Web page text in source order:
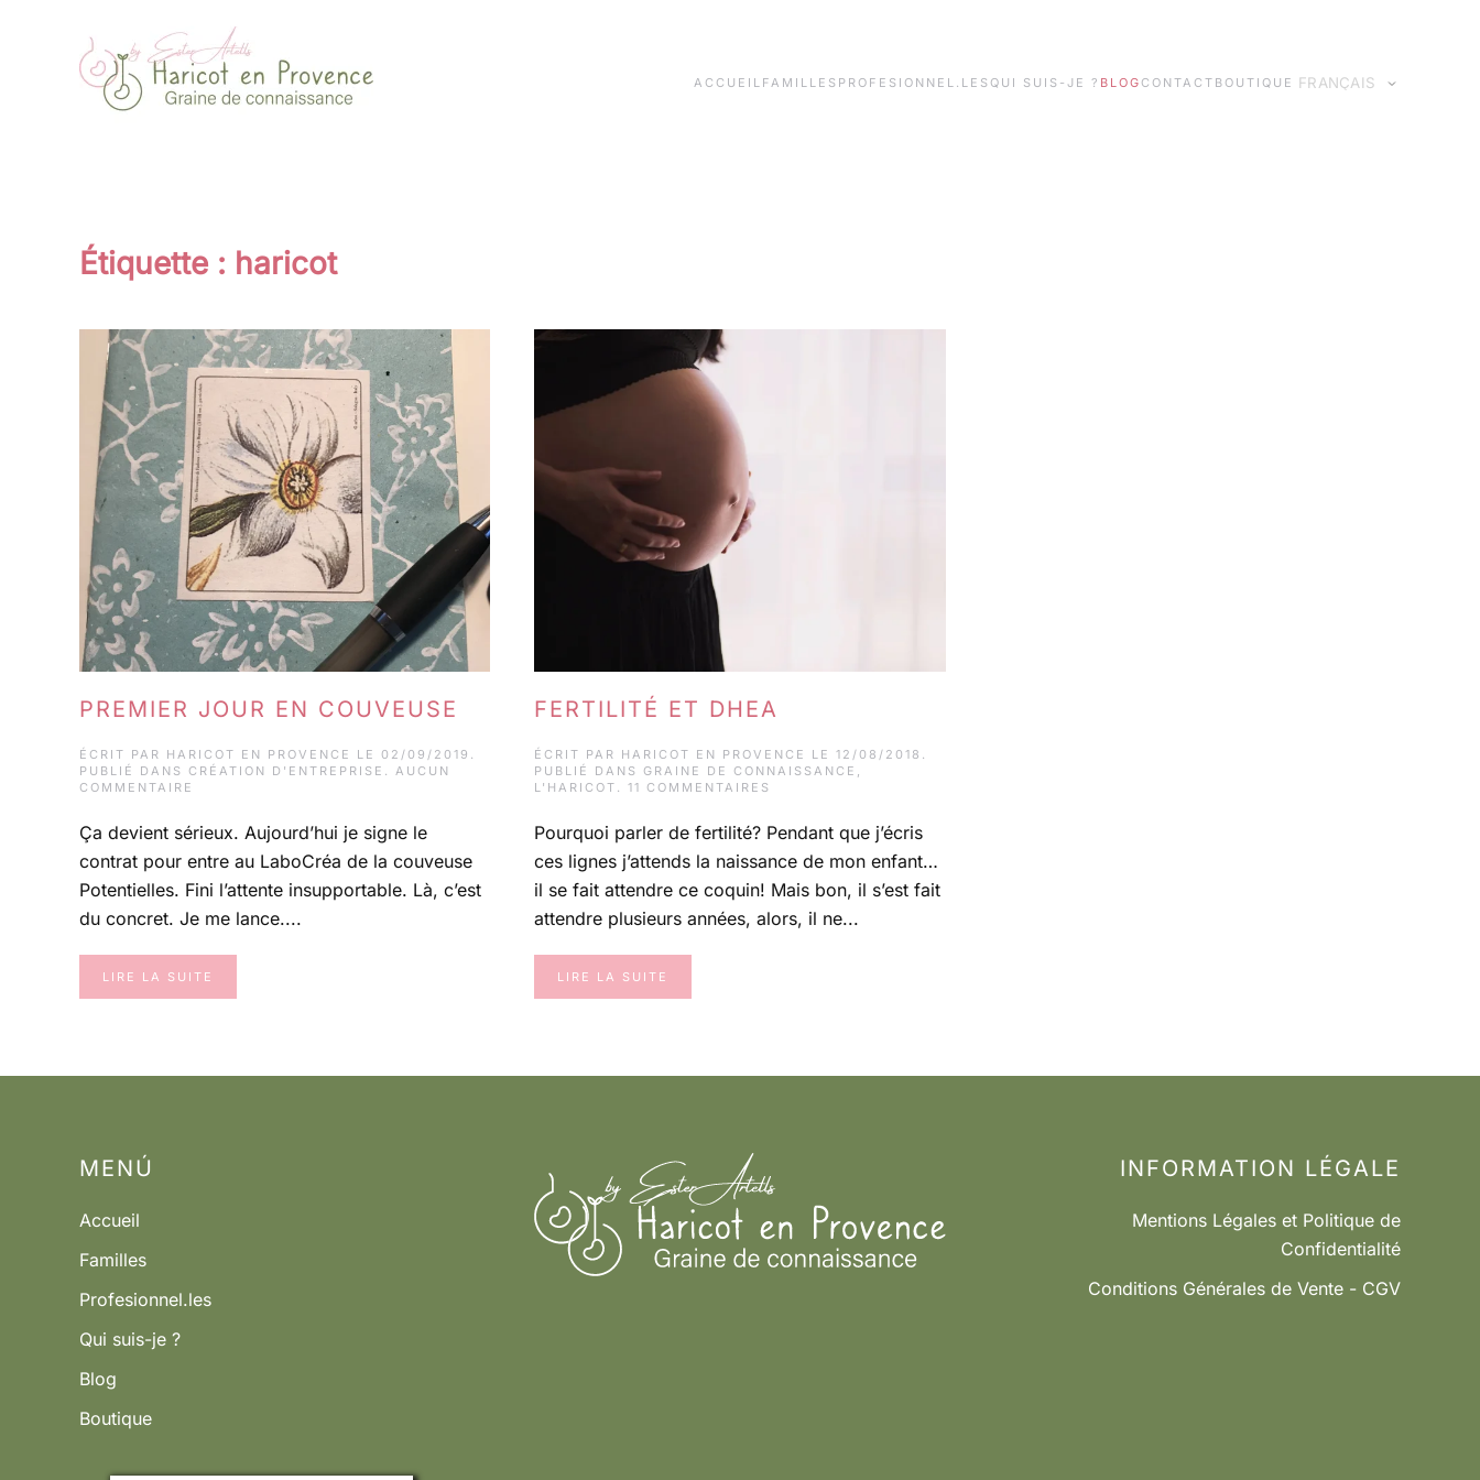
Passer au contenu principal
ACCUEIL FAMILLES PROFESIONNEL.LES QUI SUIS-JE ? BLOG CONTACT BOUTIQUE Idiomas
Étiquette : haricot
PREMIER JOUR EN COUVEUSE
ÉCRIT PAR HARICOT EN PROVENCE LE 02/09/2019 .
PUBLIÉ DANS CRÉATION D'ENTREPRISE . AUCUN
COMMENTAIRE
EN
COUVEUSE
Ça devient sérieux. Aujourd’hui je signe le
contrat pour entre au LaboCréa de la couveuse
Potentielles. Fini l’attente insupportable. Là, c’est
du concret. Je me lance....
LIRE LA SUITE
FERTILITÉ ET DHEA
ÉCRIT PAR HARICOT EN PROVENCE LE12/08/2018 .
PUBLIÉ DANS GRAINE DE CONNAISSANCE ,
L'HARICOT .11 COMMENTAIRES
DHEA
Pourquoi parler de fertilité? Pendant que j’écris
ces lignes j’attends la naissance de mon enfant…
il se fait attendre ce coquin! Mais bon, il s’est fait
attendre plusieurs années, alors, il ne...
LIRE LA SUITE
MENÚ
Accueil
Familles
Profesionnel.les
Qui suis-je ?
Blog
Boutique
INFORMATION LÉGALE
Mentions Légales et Politique de
Confidentialité
Conditions Générales de Vente - CGV